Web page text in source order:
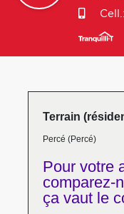
Cell.:
Terrain
Percé (Percé)
Pour votre
comparez-
ça vaut le